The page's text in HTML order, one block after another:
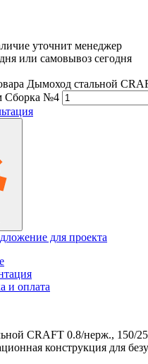
уточнит менеджер
или самовывоз сегодня
Дымоход стальной
Сборка №4
для проекта
и оплата
CRAFT 0.8/нерж., 150/
конструкция для